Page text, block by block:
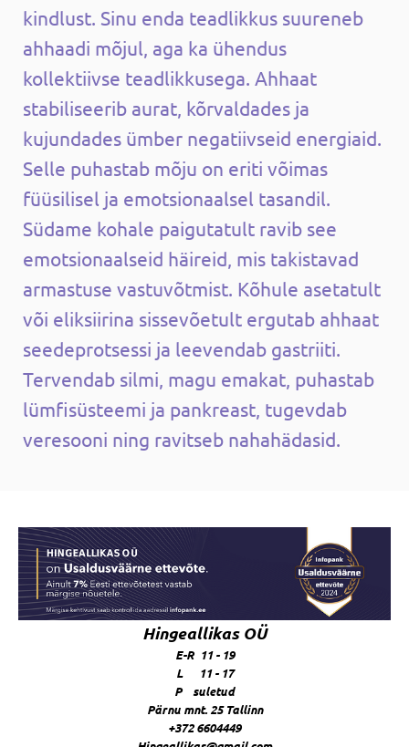
kindlust. Sinu enda teadlikkus suureneb
ahhaadi mõjul, aga ka ühendus
kollektiivse teadlikkusega. Ahhaat
stabiliseerib aurat, kõrvaldades ja
kujundades ümber negatiivseid energiaid.
Selle puhastab mõju on eriti võimas
füüsilisel ja emotsionaalsel tasandil.
Südame kohale paigutatult ravib see
emotsionaalseid häireid, mis takistavad
armastuse vastuvõtmist. Kõhule asetatult
või eliksiirina sissevõetult ergutab ahhaat
seedeprotsessi ja leevendab gastriiti.
Tervendab silmi, magu emakat, puhastab
lümfisüsteemi ja pankreast, tugevdab
veresooni ning ravitseb nahahädasid.
Hingeallikas OÜ
E-R 11 - 19
L 11 - 17
P suletud
Pärnu mnt. 25 Tallinn
+372 6604449